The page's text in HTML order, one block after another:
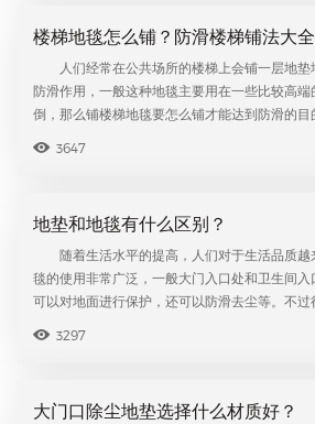
楼梯地毯怎么铺？防滑楼梯铺法大全
人们经常在公共场所的楼梯上会铺一层地垫
防滑作用，一般这种地毯主要用在一些比较高
倒，那么铺楼梯地毯要怎么铺才能达到防滑的目
3647
地垫和地毯有什么区别？
随着生活水平的提高，人们对于生活品质越
毯的使用非常广泛，一般大门入口处和卫生间
可以对地面进行保护，还可以防滑去尘等。不过
3297
大门口除尘地垫选择什么材质好？